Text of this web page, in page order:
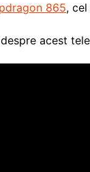
865,
acest